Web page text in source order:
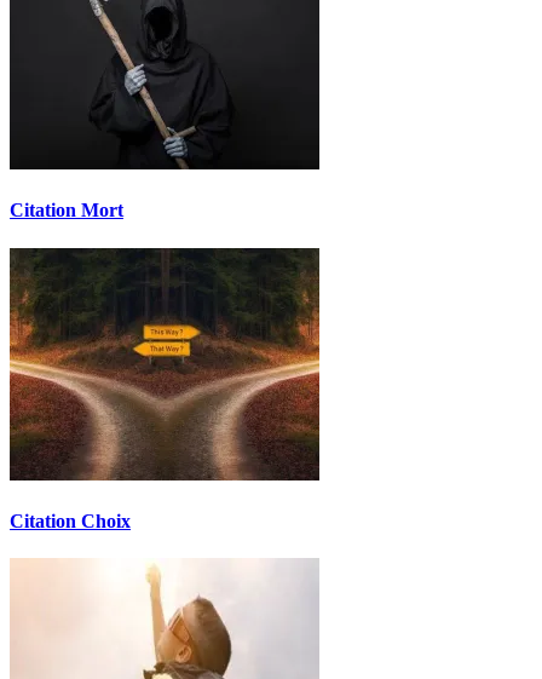
Citation Mort
Citation Choix